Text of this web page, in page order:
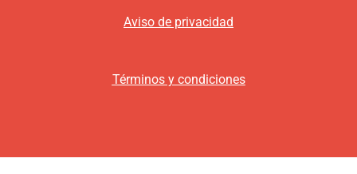
Aviso de privacidad
Términos y condiciones